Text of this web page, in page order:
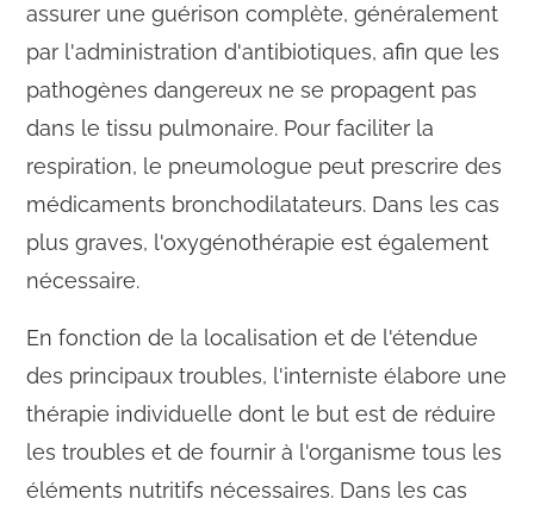
assurer une guérison complète, généralement
par l'administration d'antibiotiques, afin que les
pathogènes dangereux ne se propagent pas
dans le tissu pulmonaire. Pour faciliter la
respiration, le pneumologue peut prescrire des
médicaments bronchodilatateurs. Dans les cas
plus graves, l'oxygénothérapie est également
nécessaire.
En fonction de la localisation et de l'étendue
des principaux troubles, l'interniste élabore une
thérapie individuelle dont le but est de réduire
les troubles et de fournir à l'organisme tous les
éléments nutritifs nécessaires. Dans les cas